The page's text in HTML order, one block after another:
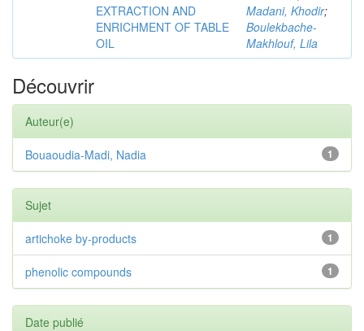
EXTRACTION AND
ENRICHMENT OF TABLE
OIL
Madani, Khodir;
Boulekbache-
Makhlouf, Lila
Découvrir
Auteur(e)
1
Bouaoudia-Madi, Nadia
Sujet
1
artichoke by-products
1
phenolic compounds
Date publié